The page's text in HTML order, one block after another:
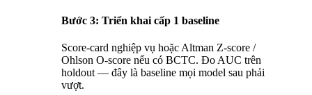
Bước 3: Triển khai cấp 1 baseline
Score-card nghiệp vụ hoặc Altman Z-score /
Ohlson O-score nếu có BCTC. Đo AUC trên
holdout — đây là baseline mọi model sau phải
vượt.